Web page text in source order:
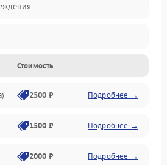
Стоимость
2500 ₽ Подробнее →
1500 ₽ Подробнее →
2000 ₽ Подробнее →